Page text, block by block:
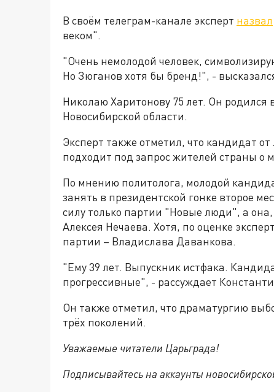
В своём телеграм-канале эксперт назвал
веком".
"Очень немолодой человек,
Но Зюганов хотя бы бренд!", -
Николаю Харитонову 75 лет. Он родился
Новосибирской области.
Эксперт также отметил, что кандидат
подходит под запрос жителей страны о
По мнению политолога, молодой
занять в президентской гонке второе
силу только партии "Новые люди", а
Алексея Нечаева. Хотя, по оценке
партии – Владислава Даванкова.
"Ему 39 лет. Выпускник истфака.
прогрессивные", - рассуждает
Он также отметил, что драматургию
трёх поколений.
Уважаемые читатели Царьграда!
Подписывайтесь на аккаунты